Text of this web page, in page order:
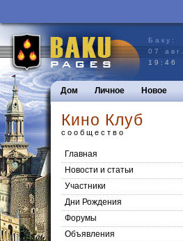
Баку:
07 авг.
19:46
Дом Личное Новое
Кино Клуб
сообщество
Главная
Новости и статьи
Участники
Дни Рождения
Форумы
Объявления